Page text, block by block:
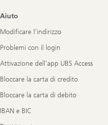
Footer
Aiuto
Modificare l’indirizzo
Problemi con il login
Attivazione dell'app UBS Access
Bloccare la carta di credito
Bloccare la carta di debito
IBAN e BIC